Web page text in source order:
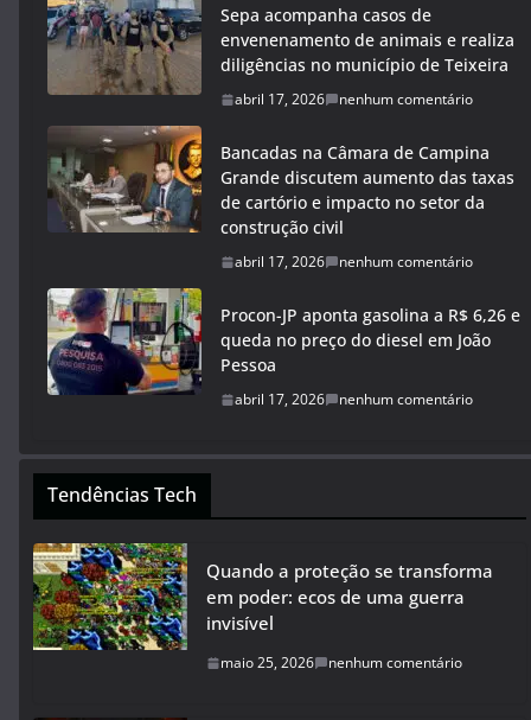
Sepa acompanha casos de
envenenamento de animais e realiza
diligências no município de Teixeira
abril 17, 2026 nenhum comentário
Bancadas na Câmara de Campina
Grande discutem aumento das taxas
de cartório e impacto no setor da
construção civil
abril 17, 2026 nenhum comentário
Procon-JP aponta gasolina a R$ 6,26 e
queda no preço do diesel em João
Pessoa
abril 17, 2026 nenhum comentário
Tendências Tech
Quando a proteção se transforma
em poder: ecos de uma guerra
invisível
maio 25, 2026 nenhum comentário